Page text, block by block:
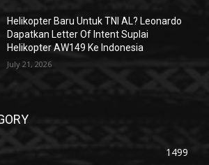
Helikopter Baru Untuk TNI AL? Leonardo
Dapatkan Letter Of Intent Suplai
Helikopter AW149 Ke Indonesia
July 21, 2026
1499